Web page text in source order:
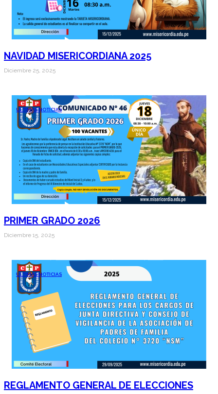
NAVIDAD MISERICORDIANA 2025
Diciembre 25, 2025
ÚLTIMAS NOTICIAS
PRIMER GRADO 2026
Diciembre 15, 2025
ÚLTIMAS NOTICIAS
REGLAMENTO GENERAL DE ELECCIONES